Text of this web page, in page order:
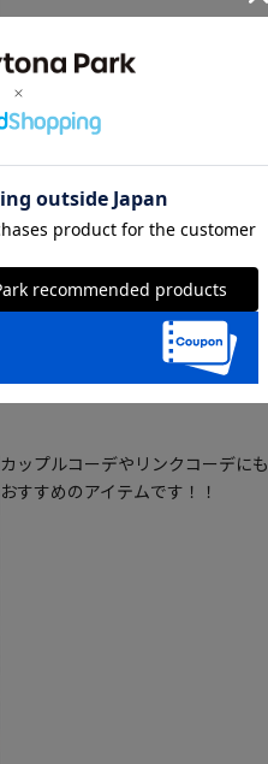
カップルコーデやリンクコーデにも
おすすめのアイテムです！！